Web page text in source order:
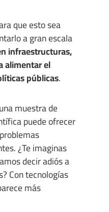
que esto sea
a gran escala
infraestructuras,
alimentar el
públicas.
muestra de
puede ofrecer
¿Te imaginas
decir adiós a
Con tecnologías
más